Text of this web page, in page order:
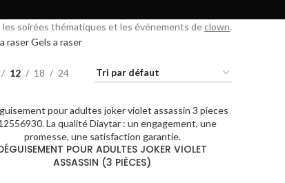
soirées thématiques et les événements declown.
raserGels a raser
12 18 24
POUR ADULTES JOKER VIOLET
ASSASSIN (3 PIÈCES)